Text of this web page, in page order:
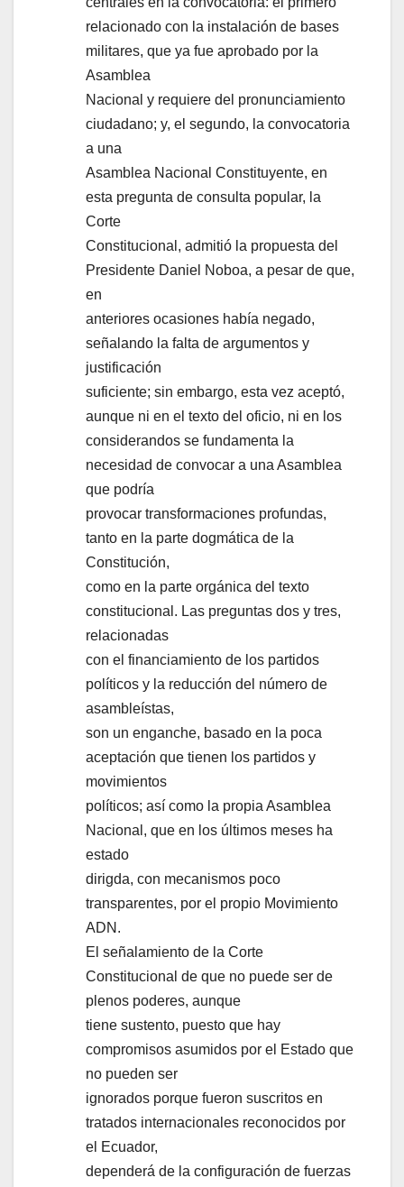
relacionado con la instalación de bases
militares, que ya fue aprobado por la
Asamblea
Nacional y requiere del pronunciamiento
ciudadano; y, el segundo, la convocatoria
a una
Asamblea Nacional Constituyente, en
esta pregunta de consulta popular, la
Corte
Constitucional, admitió la propuesta del
Presidente Daniel Noboa, a pesar de que,
en
anteriores ocasiones había negado,
señalando la falta de argumentos y
justificación
suficiente; sin embargo, esta vez aceptó,
aunque ni en el texto del oficio, ni en los
considerandos se fundamenta la
necesidad de convocar a una Asamblea
que podría
provocar transformaciones profundas,
tanto en la parte dogmática de la
Constitución,
como en la parte orgánica del texto
constitucional. Las preguntas dos y tres,
relacionadas
con el financiamiento de los partidos
políticos y la reducción del número de
asambleístas,
son un enganche, basado en la poca
aceptación que tienen los partidos y
movimientos
políticos; así como la propia Asamblea
Nacional, que en los últimos meses ha
estado
dirigda, con mecanismos poco
transparentes, por el propio Movimiento
ADN.
El señalamiento de la Corte
Constitucional de que no puede ser de
plenos poderes, aunque
tiene sustento, puesto que hay
compromisos asumidos por el Estado que
no pueden ser
ignorados porque fueron suscritos en
tratados internacionales reconocidos por
el Ecuador,
dependerá de la configuración de fuerzas